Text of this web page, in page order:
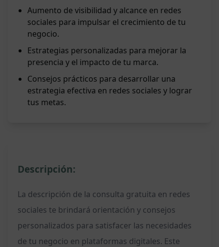
Aumento de visibilidad y alcance en redes
sociales para impulsar el crecimiento de tu
negocio.
Estrategias personalizadas para mejorar la
presencia y el impacto de tu marca.
Consejos prácticos para desarrollar una
estrategia efectiva en redes sociales y lograr
tus metas.
Descripción:
La descripción de la consulta gratuita en redes
sociales te brindará orientación y consejos
personalizados para satisfacer las necesidades
de tu negocio en plataformas digitales. Este